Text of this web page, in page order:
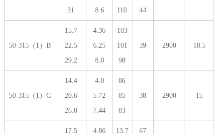
31
8.6
110
44
50-315（1）B
15.7
22.5
29.2
4.36
6.25
8.0
103
101
98
39 2900 18.5
50-315（1）C
14.4
20.6
26.8
4.0
5.72
7.44
86
85
83
38 2900 15
17.5
4.86
13.7
67